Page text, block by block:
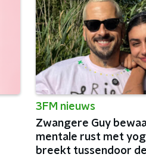
3FM nieuws
Zwangere Guy
mentale rust met
breekt tussendoor